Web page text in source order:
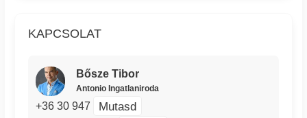
KAPCSOLAT
Bősze Tibor
Antonio Ingatlaniroda
+36 30 947 Mutasd